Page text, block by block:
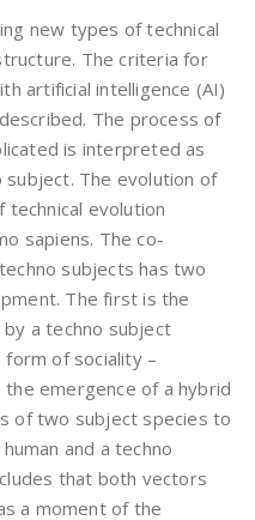
new types of technical
The criteria for
artificial intelligence (AI)
The process of
is interpreted as
subject. The evolution of
evolution
sapiens. The co-
subjects has two
The first is the
a techno subject
of sociality –
emergence of a hybrid
of two subject species to
and a techno
that both vectors
a moment of the